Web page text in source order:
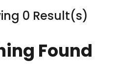
0 Result(s)
Found